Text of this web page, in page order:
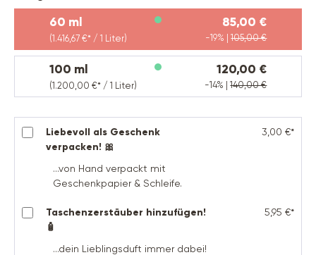
60 ml
(1.416,67 €* / 1 Liter)
85,00 €
-19% |105,00 €
100 ml
(1.200,00 €* / 1 Liter)
120,00 €
-14% |140,00 €
Liebevoll als Geschenk
verpacken! 🎀
...von Hand verpackt mit
Geschenkpapier & Schleife.
3,00 €*
Taschenzerstäuber hinzufügen!
🧴
...dein Lieblingsduft immer dabei!
5,95 €*